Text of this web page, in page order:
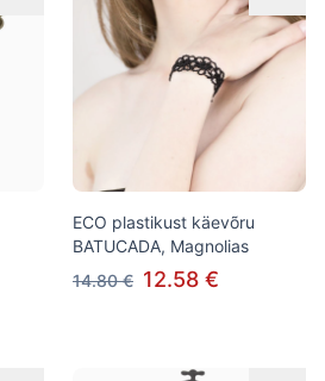
ECO plastikust käevõru
BATUCADA, Magnolias
14.80 € 12.58 €